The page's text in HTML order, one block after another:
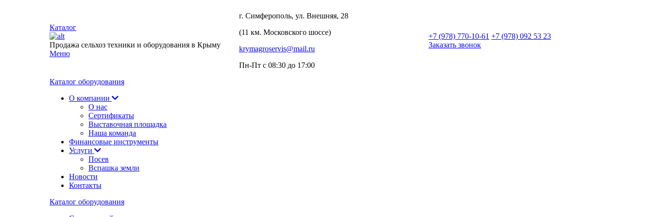
Каталог
Продажа сельхоз техники и оборудования в Крыму
Меню
г. Симферополь, ул. Внешняя, 28
(11 км. Московского шоссе)
krymagroservis@mail.ru
Пн-Пт с 08:30 до 17:00
+7 (978) 770-10-61 +7 (978) 092 53 23
Заказать звонок
Каталог оборудования
О компании
О нас
Сертификаты
Выставочная площадка
Наша команда
Финансовые инструменты
Услуги
Посев
Вспашка земли
Новости
Контакты
Каталог оборудования